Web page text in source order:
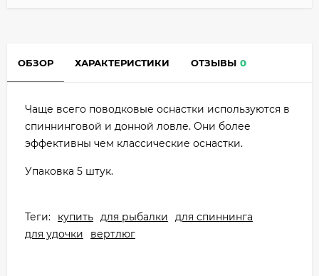
ОБЗОР ХАРАКТЕРИСТИКИ ОТЗЫВЫ 0
Чаще всего поводковые оснастки используются в
спиннинговой и донной ловле. Они более
эффективны чем классические оснастки.
Упаковка 5 штук.
Теги: купить для рыбалки
для спиннинга
для удочки
вертлюг